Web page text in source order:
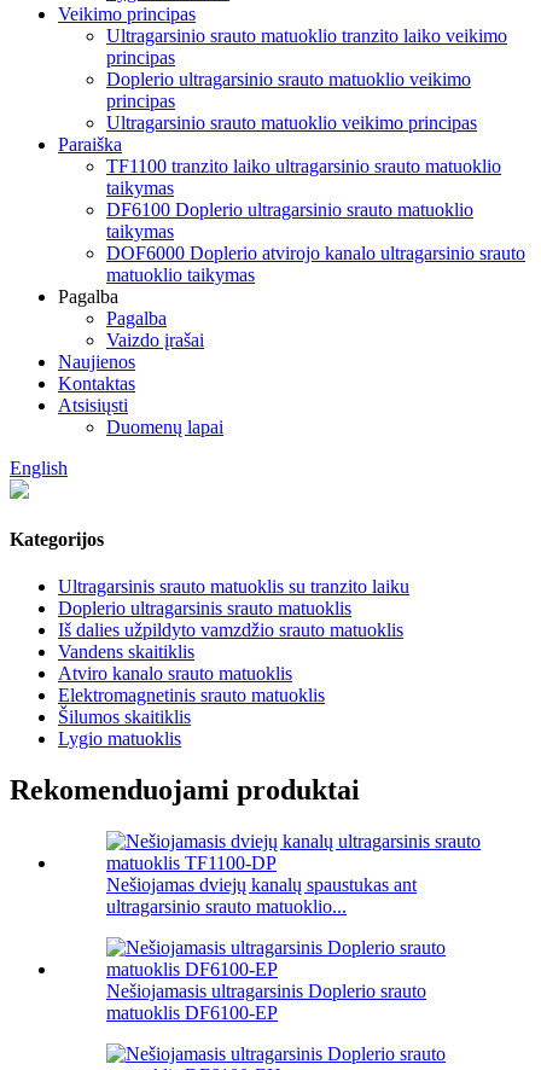
Veikimo principas
Ultragarsinio srauto matuoklio tranzito laiko veikimo
principas
Doplerio ultragarsinio srauto matuoklio veikimo
principas
Ultragarsinio srauto matuoklio veikimo principas
Paraiška
TF1100 tranzito laiko ultragarsinio srauto matuoklio
taikymas
DF6100 Doplerio ultragarsinio srauto matuoklio
taikymas
DOF6000 Doplerio atvirojo kanalo ultragarsinio srauto
matuoklio taikymas
Pagalba
Pagalba
Vaizdo įrašai
Naujienos
Kontaktas
Atsisiųsti
Duomenų lapai
English
Kategorijos
Ultragarsinis srauto matuoklis su tranzito laiku
Doplerio ultragarsinis srauto matuoklis
Iš dalies užpildyto vamzdžio srauto matuoklis
Vandens skaitiklis
Atviro kanalo srauto matuoklis
Elektromagnetinis srauto matuoklis
Šilumos skaitiklis
Lygio matuoklis
Rekomenduojami produktai
Nešiojamas dviejų kanalų spaustukas ant
ultragarsinio srauto matuoklio...
Nešiojamasis ultragarsinis Doplerio srauto
matuoklis DF6100-EP